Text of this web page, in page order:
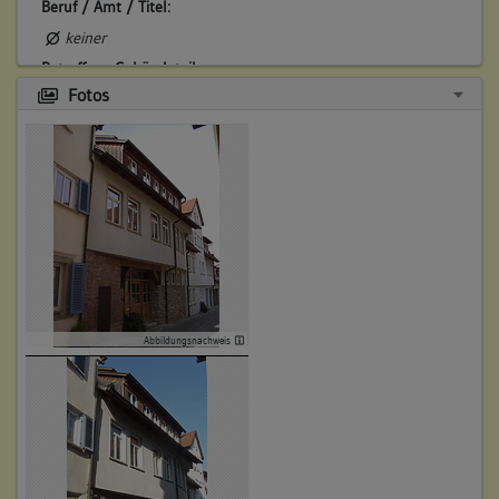
Beruf / Amt / Titel:
keiner
Betroffene Gebäudeteile:
Erdgeschoss
Obergeschoss(e)
Dachgeschoss(e)
Untergeschoss(e)
4. Besitzer:in:
(1555)
Bemerkung Familie:
Bemerkung Besitz:
zinst
Beschreibung:
Beruf / Amt / Titel:
keiner
Fotos
Abbildungsnachweis